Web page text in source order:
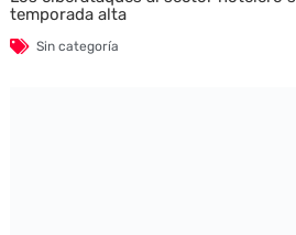
temporada alta
Sin categoría